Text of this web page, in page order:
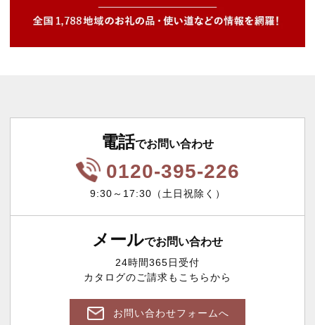
電話でお問い合わせ
0120-395-226
9:30～17:30（土日祝除く）
メールでお問い合わせ
24時間365日受付
カタログのご請求もこちらから
お問い合わせフォームへ